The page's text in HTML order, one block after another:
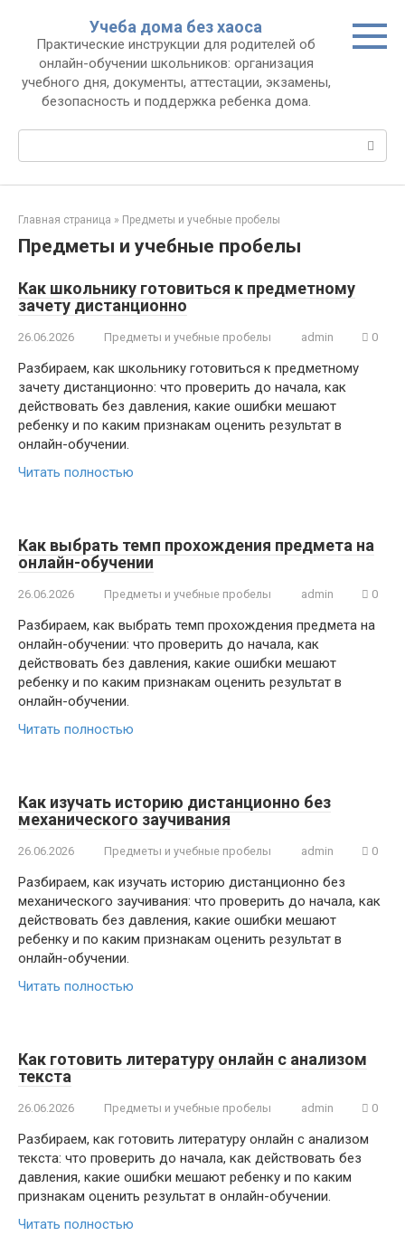
контенту
Учеба дома без хаоса
Практические инструкции для родителей об
онлайн-обучении школьников: организация
учебного дня, документы, аттестации, экзамены,
безопасность и поддержка ребенка дома.
Поиск:
Главная страница » Предметы и учебные пробелы
Предметы и учебные пробелы
Как школьнику готовиться к предметному
зачету дистанционно
26.06.2026 Предметы и учебные пробелы admin 0
Разбираем, как школьнику готовиться к предметному
зачету дистанционно: что проверить до начала, как
действовать без давления, какие ошибки мешают
ребенку и по каким признакам оценить результат в
онлайн-обучении.
Читать полностью
Как выбрать темп прохождения предмета на
онлайн-обучении
26.06.2026 Предметы и учебные пробелы admin 0
Разбираем, как выбрать темп прохождения предмета на
онлайн-обучении: что проверить до начала, как
действовать без давления, какие ошибки мешают
ребенку и по каким признакам оценить результат в
онлайн-обучении.
Читать полностью
Как изучать историю дистанционно без
механического заучивания
26.06.2026 Предметы и учебные пробелы admin 0
Разбираем, как изучать историю дистанционно без
механического заучивания: что проверить до начала, как
действовать без давления, какие ошибки мешают
ребенку и по каким признакам оценить результат в
онлайн-обучении.
Читать полностью
Как готовить литературу онлайн с анализом
текста
26.06.2026 Предметы и учебные пробелы admin 0
Разбираем, как готовить литературу онлайн с анализом
текста: что проверить до начала, как действовать без
давления, какие ошибки мешают ребенку и по каким
признакам оценить результат в онлайн-обучении.
Читать полностью